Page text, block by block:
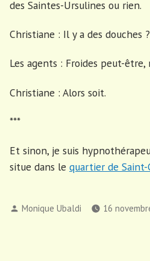
des Saintes-Ursulines ou rien.
Christiane : Il y a des douches ?
Les agents : Froides peut-être,
Christiane : Alors soit.
***
Et sinon, je suis
situe dans le quartier de Saint-
Publié
Monique Ubaldi 16